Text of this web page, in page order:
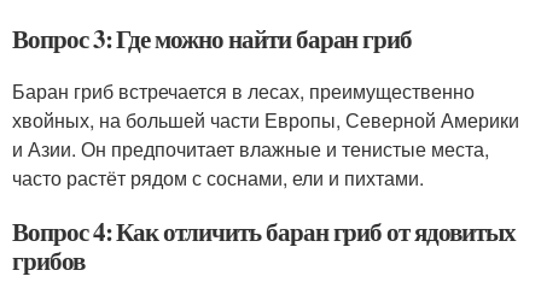
Вопрос 3: Где можно найти баран гриб
Баран гриб встречается в лесах, преимущественно
хвойных, на большей части Европы, Северной Америки
и Азии. Он предпочитает влажные и тенистые места,
часто растёт рядом с соснами, ели и пихтами.
Вопрос 4: Как отличить баран гриб от ядовитых
грибов